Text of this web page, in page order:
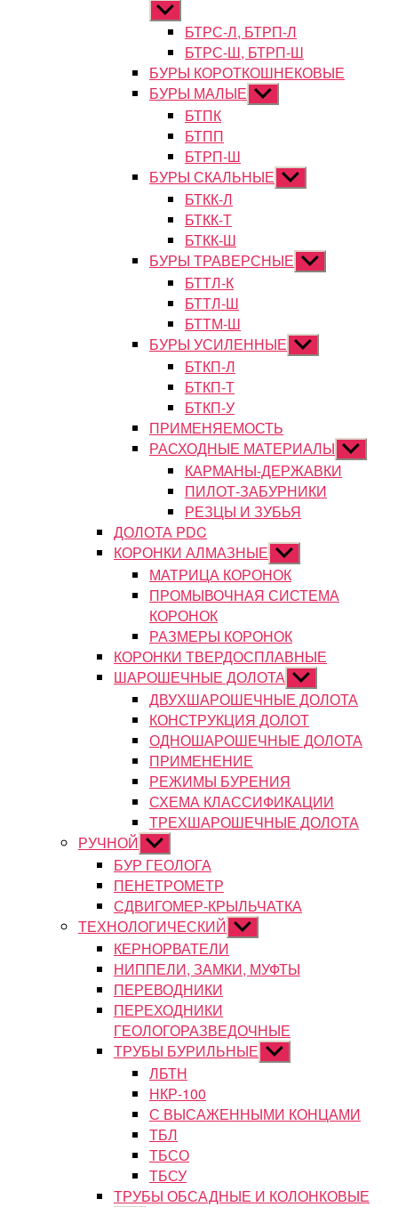
Показывать
подменюБТРС-Л, БТРП-Л
БТРС-Ш, БТРП-Ш
БУРЫ КОРОТКОШНЕКОВЫЕ
БУРЫ МАЛЫЕ Показывать
подменю
БТПК
БТПП
БТРП-Ш
БУРЫ СКАЛЬНЫЕ Показывать
подменю
БТКК-Л
БТКК-Т
БТКК-Ш
БУРЫ ТРАВЕРСНЫЕ Показывать
подменю
БТТЛ-К
БТТЛ-Ш
БТТМ-Ш
БУРЫ УСИЛЕННЫЕ Показывать
подменю
БТКП-Л
БТКП-Т
БТКП-У
ПРИМЕНЯЕМОСТЬ
РАСХОДНЫЕ МАТЕРИАЛЫ
подменю
КАРМАНЫ-ДЕРЖАВКИ
ПИЛОТ-ЗАБУРНИКИ
РЕЗЦЫ И ЗУБЬЯ
ДОЛОТА PDC
КОРОНКИ АЛМАЗНЫЕ Показывать
подменю
МАТРИЦА КОРОНОК
ПРОМЫВОЧНАЯ СИСТЕМА
КОРОНОК
РАЗМЕРЫ КОРОНОК
КОРОНКИ ТВЕРДОСПЛАВНЫЕ
ШАРОШЕЧНЫЕ ДОЛОТА Показывать
подменю
ДВУХШАРОШЕЧНЫЕ ДОЛОТА
КОНСТРУКЦИЯ ДОЛОТ
ОДНОШАРОШЕЧНЫЕ ДОЛОТА
ПРИМЕНЕНИЕ
РЕЖИМЫ БУРЕНИЯ
СХЕМА КЛАССИФИКАЦИИ
ТРЕХШАРОШЕЧНЫЕ ДОЛОТА
РУЧНОЙ Показывать
подменю
БУР ГЕОЛОГА
ПЕНЕТРОМЕТР
СДВИГОМЕР-КРЫЛЬЧАТКА
ТЕХНОЛОГИЧЕСКИЙ Показывать
подменю
КЕРНОРВАТЕЛИ
НИППЕЛИ, ЗАМКИ, МУФТЫ
ПЕРЕВОДНИКИ
ПЕРЕХОДНИКИ
ГЕОЛОГОРАЗВЕДОЧНЫЕ
ТРУБЫ БУРИЛЬНЫЕ Показывать
подменю
ЛБТН
НКР-100
С ВЫСАЖЕННЫМИ КОНЦАМИ
ТБЛ
ТБСО
ТБСУ
ТРУБЫ ОБСАДНЫЕ И КОЛОНКОВЫЕ